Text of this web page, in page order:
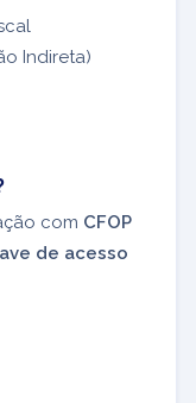
Indireta)
com CFOP
de acesso